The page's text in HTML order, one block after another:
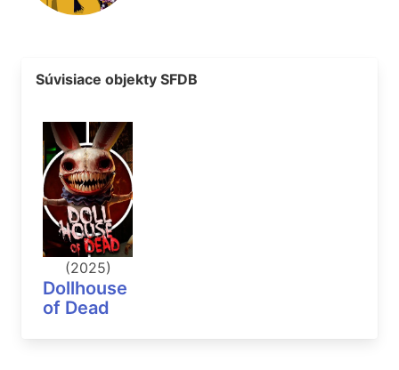
Súvisiace objekty SFDB
(2025)
Dollhouse
of Dead